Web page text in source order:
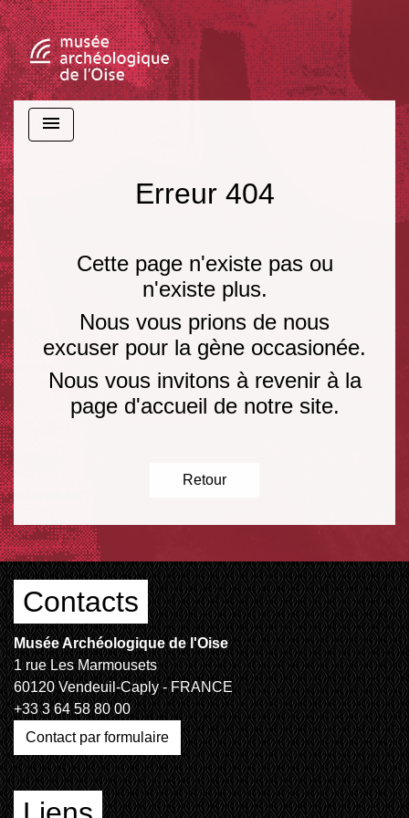
menu
Erreur 404
Cette page n'existe pas ou
n'existe plus.
Nous vous prions de nous
excuser pour la gène occasionée.
Nous vous invitons à revenir à la
page d'accueil de notre site.
Retour
Contacts
Musée Archéologique de l'Oise
1 rue Les Marmousets
60120 Vendeuil-Caply - FRANCE
+33 3 64 58 80 00
Contact par formulaire